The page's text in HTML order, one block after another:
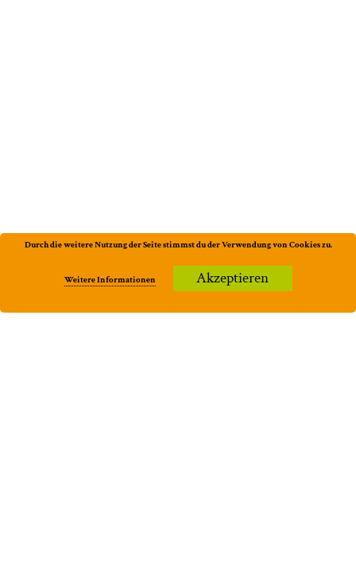
Durch die weitere Nutzung der Seite stimmst du der Verwendung von Cookies zu.
Weitere Informationen Akzeptieren